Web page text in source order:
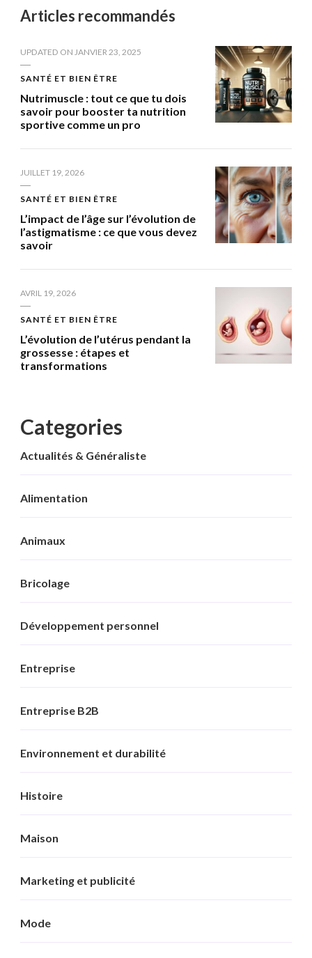
Articles recommandés
UPDATED ON JANVIER 23, 2025
SANTÉ ET BIEN ÊTRE
Nutrimuscle : tout ce que tu dois
savoir pour booster ta nutrition
sportive comme un pro
JUILLET 19, 2026
SANTÉ ET BIEN ÊTRE
L’impact de l’âge sur l’évolution de
l’astigmatisme : ce que vous devez
savoir
AVRIL 19, 2026
SANTÉ ET BIEN ÊTRE
L’évolution de l’utérus pendant la
grossesse : étapes et
transformations
Categories
Actualités & Généraliste
Alimentation
Animaux
Bricolage
Développement personnel
Entreprise
Entreprise B2B
Environnement et durabilité
Histoire
Maison
Marketing et publicité
Mode